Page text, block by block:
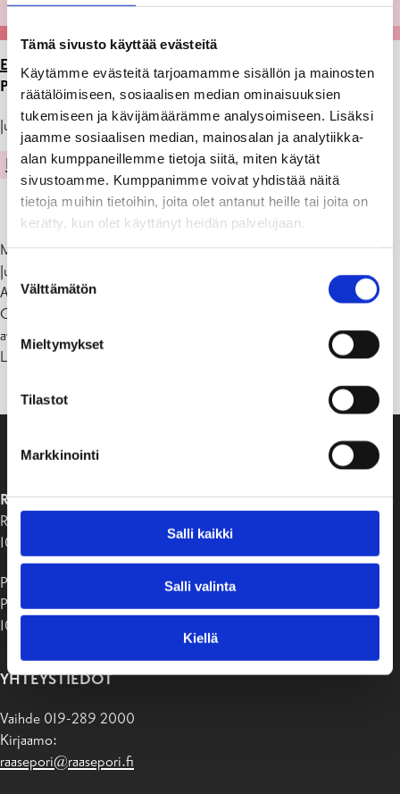
Tämä sivusto käyttää evästeitä
Käytämme evästeitä tarjoamamme sisällön ja mainosten
räätälöimiseen, sosiaalisen median ominaisuuksien
tukemiseen ja kävijämäärämme analysoimiseen. Lisäksi
jaamme sosiaalisen median, mainosalan ja analytiikka-
alan kumppaneillemme tietoja siitä, miten käytät
sivustoamme. Kumppanimme voivat yhdistää näitä
tietoja muihin tietoihin, joita olet antanut heille tai joita on
kerätty, kun olet käyttänyt heidän palvelujaan.
Suostumuksen
valinta
Välttämätön
Mieltymykset
Tilastot
Markkinointi
Salli kaikki
Salli valinta
Kiellä
ETUSIVU ARTIKKELIT >
NÄYTTELY GALLERIA
PERSPEKTIIVISSÄ 3.-28.7.2023
Julkaistu: 20.06.23
KULTTUURI
Maria Meller – ”20 vuotta maalausta ja polvisuojia ”
Juhlanäyttely koristemaalauksesta
Avajaiset su 2.7. klo 14-17
Galleria Perspektiivi (Raaseporintie 8/ Tammisaaren kirjasto) on
avoinna ma-ke 10-19, to-pe 10-17, la & su suljettu
Lämpimästi tervetuloa!
RAASEPORIN KAUPUNKI
Raaseporintie 37
10650 Tammisaari
Postiosoite:
PB 58
10611 Raasepori
YHTEYSTIEDOT
Vaihde 019-289 2000
Kirjaamo:
raasepori@raasepori.fi